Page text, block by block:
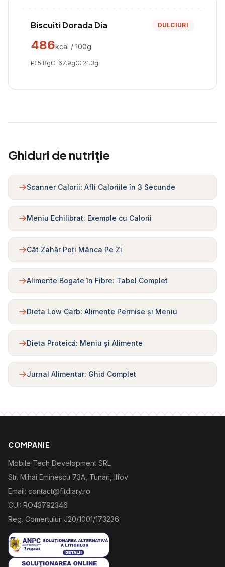
Biscuiti Dorada Dia DULCIURI
486kcal / 100g
P: 5.8gC: 67.9gG: 21.3g
Ghiduri de nutriție
Scanner Calorii: Afli Caloriile în 3 Secunde
Meniu Echilibrat: Exemple cu Calorii
Cât Zahăr Poți Mânca Pe Zi
Alimente Bogate în Fibre: Tabel Complet
Dieta Low Carb: Alimente Permise și Meniu
Dieta Proteică: Meniu și Alimente
Jurnal Alimentar: Ghid Complet
COMPANIE
Mobile Tech Development SRL
Str. Mihai Eminescu 73A, Tunari, Ilfov
Email: contact@fitdiary.ro
CUI: RO43792346
Reg. Comertului: J20/1001/173236